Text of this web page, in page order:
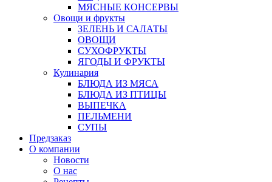
МЯСНЫЕ КОНСЕРВЫ
Овощи и фрукты
ЗЕЛЕНЬ И САЛАТЫ
ОВОЩИ
СУХОФРУКТЫ
ЯГОДЫ И ФРУКТЫ
Кулинария
БЛЮДА ИЗ МЯСА
БЛЮДА ИЗ ПТИЦЫ
ВЫПЕЧКА
ПЕЛЬМЕНИ
СУПЫ
Предзаказ
О компании
Новости
О нас